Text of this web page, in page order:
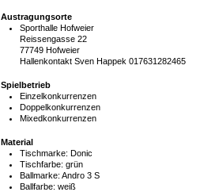
Austragungsorte
Sporthalle Hofweier
Reissengasse 22
77749 Hofweier
Hallenkontakt Sven Happek 017631282465
Spielbetrieb
Einzelkonkurrenzen
Doppelkonkurrenzen
Mixedkonkurrenzen
Material
Tischmarke: Donic
Tischfarbe: grün
Ballmarke: Andro 3 S
Ballfarbe: weiß